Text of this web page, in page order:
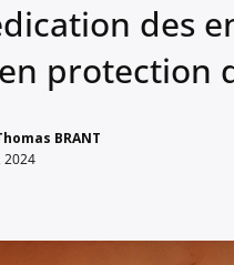
des
protection
BRANT
2024